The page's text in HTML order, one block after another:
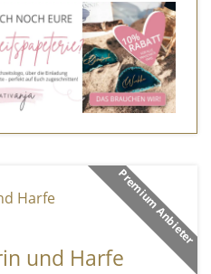
Premium Anbieter
und Harfe